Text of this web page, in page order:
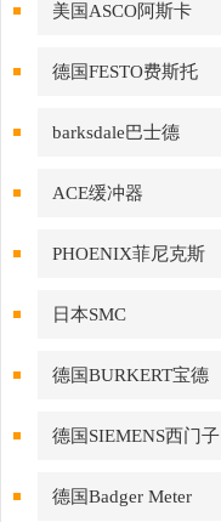
美国ASCO阿斯卡
德国FESTO费斯托
barksdale巴士德
ACE缓冲器
PHOENIX菲尼克斯
日本SMC
德国BURKERT宝德
德国SIEMENS西门子
德国Badger Meter